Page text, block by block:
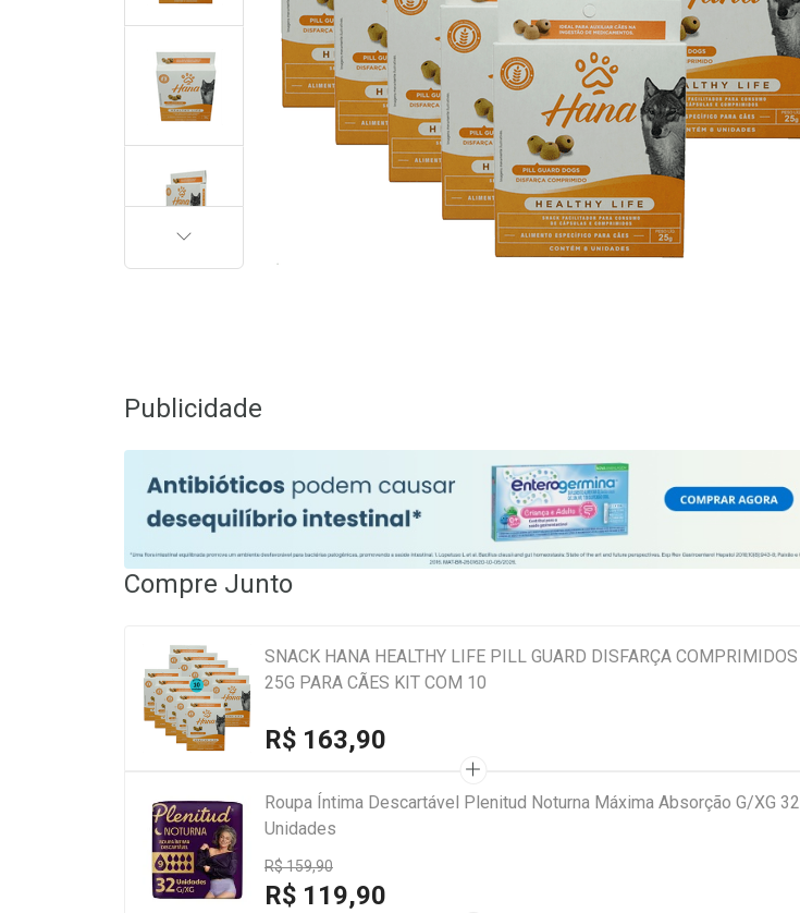
PRÓXIMA
Publicidade
Compre Junto
SNACK HANA HEALTHY LIFE PILL GUARD DISFARÇA COMPRIMIDOS
25G PARA CÃES KIT COM 10
R$ 163,90
Roupa Íntima Descartável Plenitud Noturna Máxima Absorção G/XG 32
Unidades
R$ 159,90
R$ 119,90